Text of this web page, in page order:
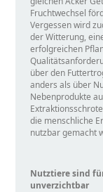
Fruchtwechsel
Vergessen wird
der Witterung,
erfolgreichen
über den
anders als über
Nebenprodukte
die menschliche
nutzbar gemacht
Nutztiere sind
unverzichtbar